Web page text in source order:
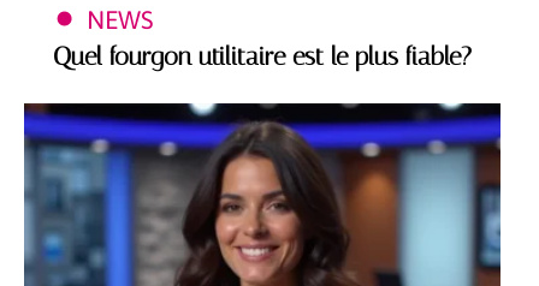
NEWS
Quel fourgon utilitaire est le plus fiable?